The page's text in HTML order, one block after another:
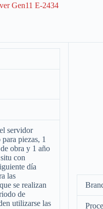
Gen11 E-2434
servidor
piezas, 1
obra y 1 año
con
día
las
se realizan
de
utilizarse las